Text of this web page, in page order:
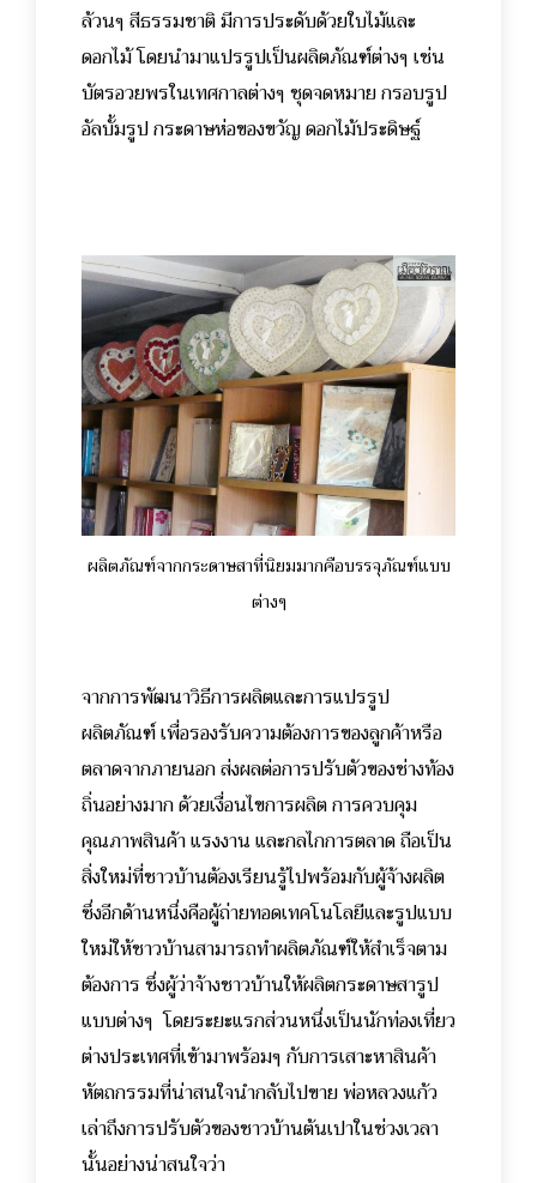
ล้วนๆ สีธรรมชาติ มีการประดับด้วยใบไม้และ
ดอกไม้ โดยนำมาแปรรูปเป็นผลิตภัณฑ์ต่างๆ เช่น
บัตรอวยพรในเทศกาลต่างๆ ชุดจดหมาย กรอบรูป
อัลบั้มรูป กระดาษห่อของขวัญ ดอกไม้ประดิษฐ์
ผลิตภัณฑ์จากกระดาษสาที่นิยมมากคือบรรจุภัณฑ์แบบ
ต่างๆ
จากการพัฒนาวิธีการผลิตและการแปรรูป
ผลิตภัณฑ์ เพื่อรองรับความต้องการของลูกค้าหรือ
ตลาดจากภายนอก ส่งผลต่อการปรับตัวของช่างท้อง
ถิ่นอย่างมาก ด้วยเงื่อนไขการผลิต การควบคุม
คุณภาพสินค้า แรงงาน และกลไกการตลาด ถือเป็น
สิ่งใหม่ที่ชาวบ้านต้องเรียนรู้ไปพร้อมกับผู้จ้างผลิต
ซึ่งอีกด้านหนึ่งคือผู้ถ่ายทอดเทคโนโลยีและรูปแบบ
ใหม่ให้ชาวบ้านสามารถทำผลิตภัณฑ์ให้สำเร็จตาม
ต้องการ ซึ่งผู้ว่าจ้างชาวบ้านให้ผลิตกระดาษสารูป
แบบต่างๆ โดยระยะแรกส่วนหนึ่งเป็นนักท่องเที่ยว
ต่างประเทศที่เข้ามาพร้อมๆ กับการเสาะหาสินค้า
หัตถกรรมที่น่าสนใจนำกลับไปขาย พ่อหลวงแก้ว
เล่าถึงการปรับตัวของชาวบ้านต้นเปาในช่วงเวลา
นั้นอย่างน่าสนใจว่า